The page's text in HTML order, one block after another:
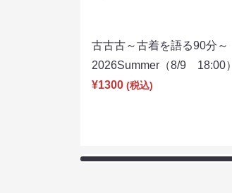
古古古～古着を語る90分～
2026Summer（8/9 18:00）
¥1300 (税込)